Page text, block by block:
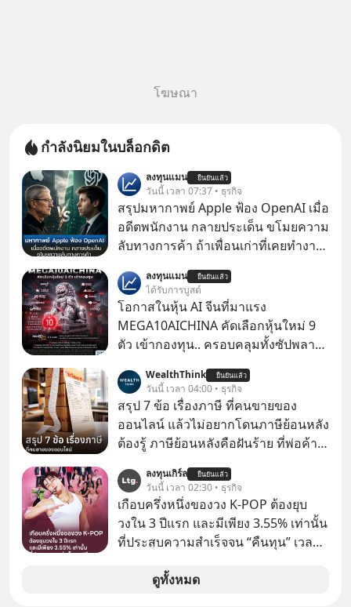
โฆษณา
กำลังนิยมในบล็อกดิต
ลงทุนแมน ยืนยันแล้ว
วันนี้ เวลา 07:37 • ธุรกิจ
สรุปมหากาพย์ Apple ฟ้อง OpenAI เมื่อ
อดีตพนักงาน กลายประเด็น ขโมยความ
ลับทางการค้า ถ้าเพื่อนเก่าที่เคยทำงาน
เก่าที่เขาเคยทำไว้ ตอนยังอยู่บริษัท
เดียวกัน
ลงทุนแมน ยืนยันแล้ว
ได้รับการบูสต์
โอกาสในหุ้น AI จีนที่มาแรง
MEGA10AICHINA คัดเลือกหุ้นใหม่ 9
ตัว เข้ากองทุน.. ครอบคลุมทั้งซัปพลาย
โปรโมชัน ลด 50% ค่าธรรมเนียมซื้อ |
ยอด 2 ล้านบาทขึ้นไป ฟรีค่าธรรมเนียม
ซื้อ
WealthThink ยืนยันแล้ว
วันนี้ เวลา 04:00 • ธุรกิจ
สรุป 7 ข้อ เรื่องภาษี ที่คนขายของ
ออนไลน์ แล้วไม่อยากโดนภาษีย้อนหลัง
ต้องรู้ ภาษีย้อนหลังคือฝันร้าย ที่พ่อค้า
ลงทุนเกิร์ล ยืนยันแล้ว
วันนี้ เวลา 02:30 • ธุรกิจ
เกือบครึ่งหนึ่งของวง K-POP ต้องยุบ
วงใน 3 ปีแรก และมีเพียง 3.55% เท่านั้น
ที่ประสบความสำเร็จจน “คืนทุน” เวลา
เห็นภาพความสำเร็จที่หรูหรา คอนเสิร์ต
ดูทั้งหมด